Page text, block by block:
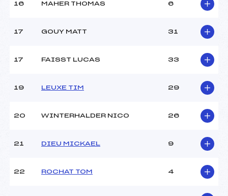
16 MAHER THOMAS 6
17 GOUY MATT 31
17 FAISST LUCAS 33
19 LEUXE TIM 29
20 WINTERHALDER NICO 26
21 DIEU MICKAEL 9
22 ROCHAT TOM 4